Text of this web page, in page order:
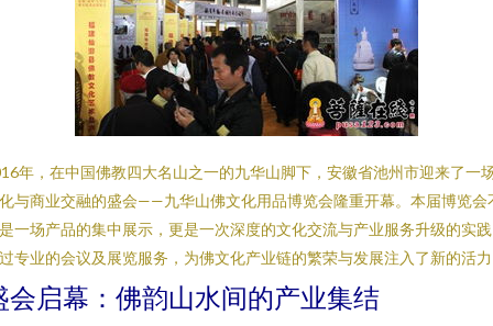
年，在中国佛教四大名山之一的九华山脚下，安徽省池州市迎来了一
与商业交融的盛会——九华山佛文化用品博览会隆重开幕。本届博览会
一场产品的集中展示，更是一次深度的文化交流与产业服务升级的实
专业的会议及展览服务，为佛文化产业链的繁荣与发展注入了新的活
会启幕：佛韵山水间的产业集结